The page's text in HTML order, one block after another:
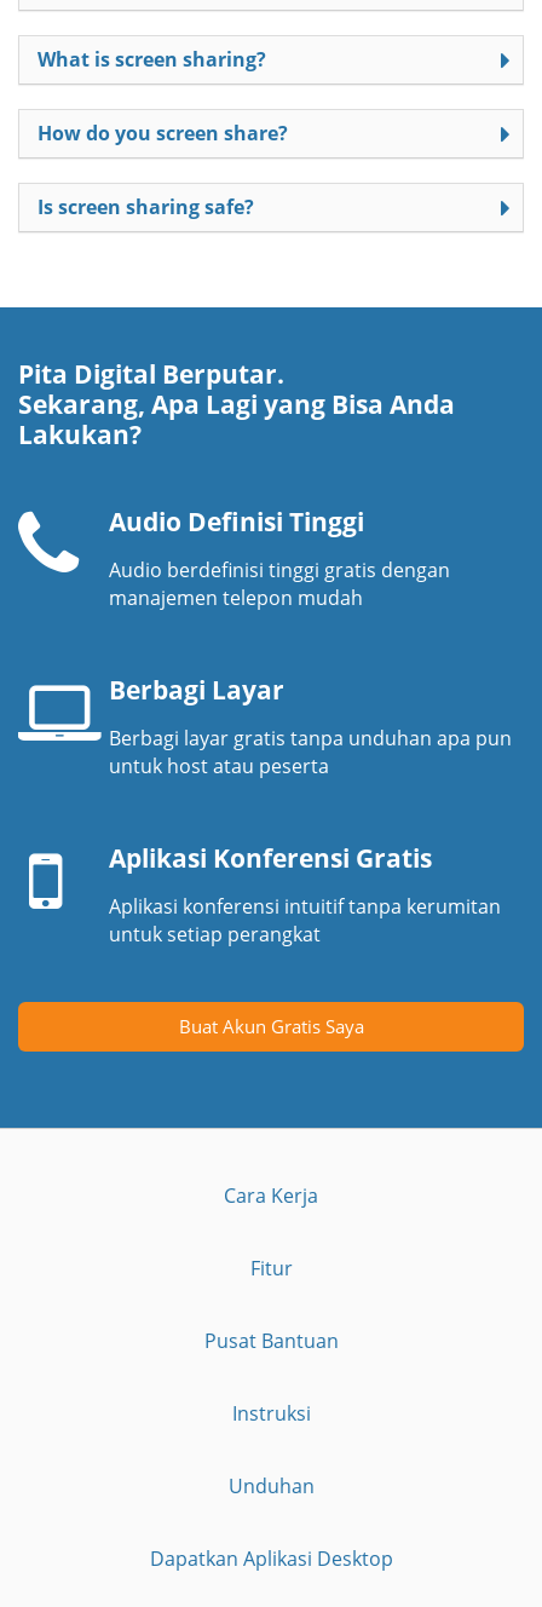
What is screen sharing?
How do you screen share?
Is screen sharing safe?
Pita Digital Berputar.
Sekarang, Apa Lagi yang Bisa Anda
Lakukan?
Pesawat
Audio Definisi Tinggi
Audio berdefinisi tinggi gratis dengan
manajemen telepon mudah
Berbagi Layar
Berbagi layar gratis tanpa unduhan apa pun
untuk host atau peserta
selulerAplikasi Konferensi Gratis
Aplikasi konferensi intuitif tanpa kerumitan
untuk setiap perangkat
Buat Akun Gratis Saya
Cara Kerja
Fitur
Pusat Bantuan
Instruksi
Unduhan
Dapatkan Aplikasi Desktop